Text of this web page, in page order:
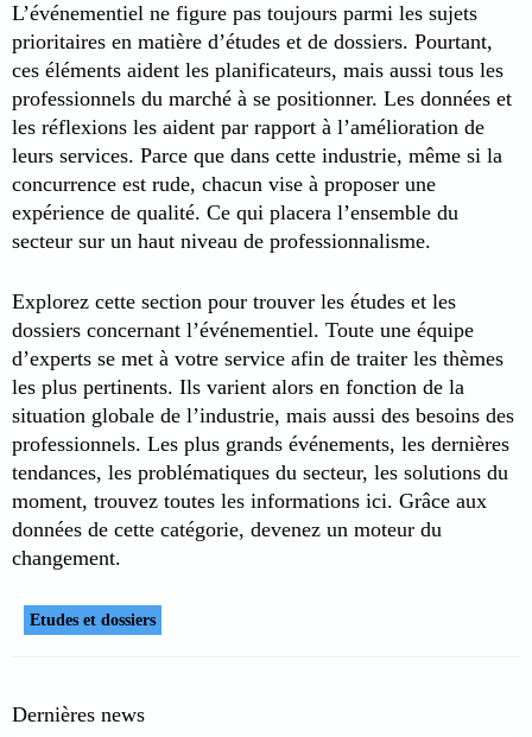
L’événementiel ne figure pas toujours parmi les sujets
prioritaires en matière d’études et de dossiers. Pourtant,
ces éléments aident les planificateurs, mais aussi tous les
professionnels du marché à se positionner. Les données et
les réflexions les aident par rapport à l’amélioration de
leurs services. Parce que dans cette industrie, même si la
concurrence est rude, chacun vise à proposer une
expérience de qualité. Ce qui placera l’ensemble du
secteur sur un haut niveau de professionnalisme.
Explorez cette section pour trouver les études et les
dossiers concernant l’événementiel. Toute une équipe
d’experts se met à votre service afin de traiter les thèmes
les plus pertinents. Ils varient alors en fonction de la
situation globale de l’industrie, mais aussi des besoins des
professionnels. Les plus grands événements, les dernières
tendances, les problématiques du secteur, les solutions du
moment, trouvez toutes les informations ici. Grâce aux
données de cette catégorie, devenez un moteur du
changement.
Etudes et dossiers
Dernières news